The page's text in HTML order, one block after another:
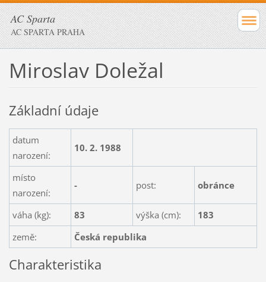
AC Sparta
AC SPARTA PRAHA
Miroslav Doležal
Základní údaje
datum
narození:
10. 2. 1988
místo
narození:
- post: obránce
váha (kg): 83 výška (cm):
183
země:
Česká republika
Charakteristika